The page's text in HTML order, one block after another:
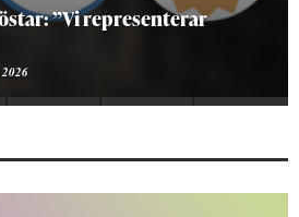
24 MAJ, 2026